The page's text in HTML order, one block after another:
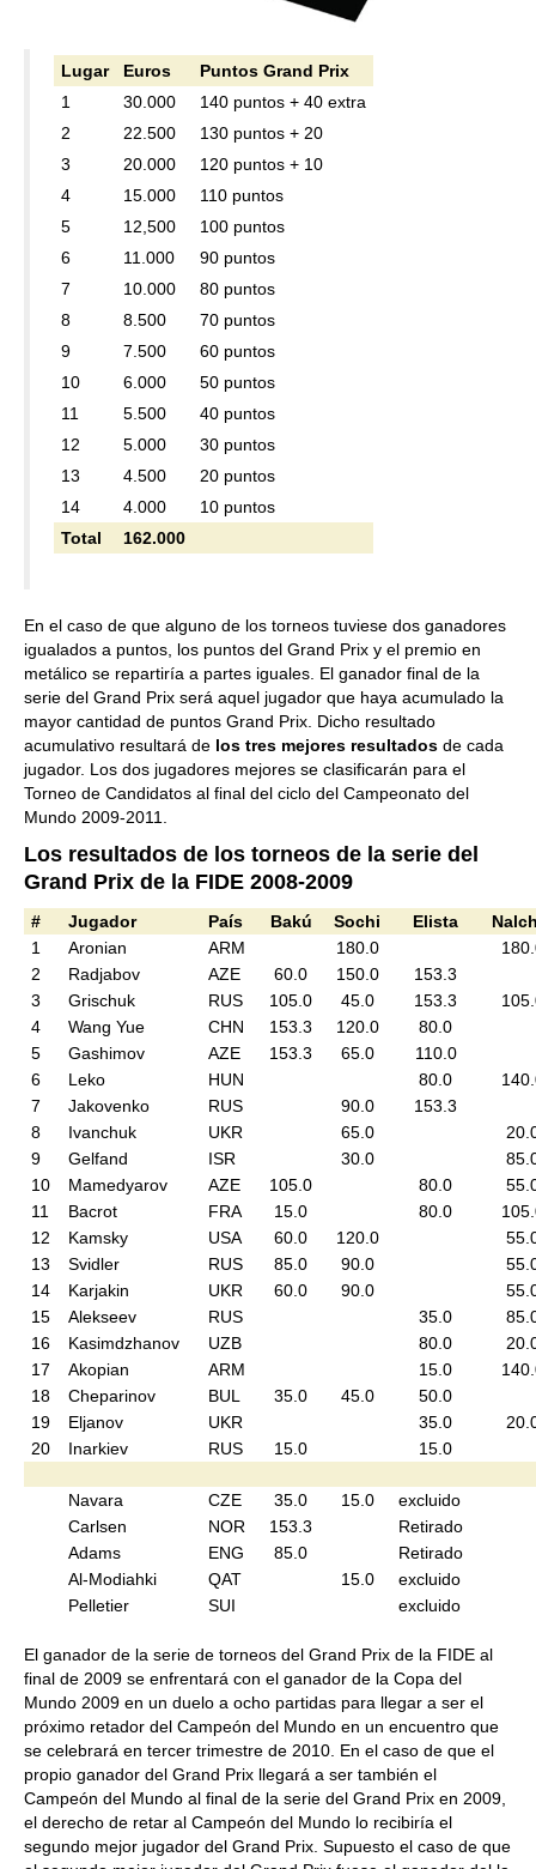
Lugar Euros
Puntos Grand Prix
1
30.000
140 puntos + 40 extra
2
22.500
130 puntos + 20
3
20.000
120 puntos + 10
4
15.000
110 puntos
5
12,500
100 puntos
6
11.000
90 puntos
7
10.000
80 puntos
8
8.500
70 puntos
9
7.500
60 puntos
10
6.000
50 puntos
11
5.500
40 puntos
12
5.000
30 puntos
13
4.500
20 puntos
14
4.000
10 puntos
Total
162.000
En el caso de que alguno de los torneos tuviese dos ganadores
igualados a puntos, los puntos del Grand Prix y el premio en
metálico se repartiría a partes iguales. El ganador final de la
serie del Grand Prix será aquel jugador que haya acumulado la
mayor cantidad de puntos Grand Prix. Dicho resultado
acumulativo resultará de los tres mejores resultados de cada
jugador. Los dos jugadores mejores se clasificarán para el
Torneo de Candidatos al final del ciclo del Campeonato del
Mundo 2009-2011.
Los resultados de los torneos de la serie del
Grand Prix de la FIDE 2008-2009
# Jugador País Bakú Sochi Elista
1
Aronian ARM 180.0
2
Radjabov AZE 60.0 150.0
153.3
3
Grischuk RUS 105.0 45.0 153.3
4
Wang Yue CHN 153.3 120.0
80.0
5
Gashimov AZE 153.3 65.0
110.0
6
Leko HUN 80.0
7
Jakovenko RUS 90.0
153.3
8
Ivanchuk UKR 65.0
9
Gelfand ISR 30.0
10
Mamedyarov AZE 105.0 80.0
11
Bacrot FRA 15.0 80.0
12
Kamsky USA 60.0 120.0
13
Svidler RUS 85.0 90.0
14
Karjakin UKR 60.0 90.0
15
Alekseev RUS 35.0
16
Kasimdzhanov UZB 80.0
17
Akopian ARM 15.0
18
Cheparinov BUL 35.0 45.0
50.0
19
Eljanov UKR 35.0
20
Inarkiev RUS 15.0 15.0
Navara CZE 35.0 15.0
excluido
Carlsen
NOR 153.3
Retirado
Adams
ENG 85.0
Retirado
Al-Modiahki
QAT 15.0
excluido
Pelletier
SUI excluido
El ganador de la serie de torneos del Grand Prix de la FIDE al
final de 2009 se enfrentará con el ganador de la Copa del
Mundo 2009 en un duelo a ocho partidas para llegar a ser el
próximo retador del Campeón del Mundo en un encuentro que
se celebrará en tercer trimestre de 2010. En el caso de que el
propio ganador del Grand Prix llegará a ser también el
Campeón del Mundo al final de la serie del Grand Prix en 2009,
el derecho de retar al Campeón del Mundo lo recibiría el
segundo mejor jugador del Grand Prix. Supuesto el caso de que